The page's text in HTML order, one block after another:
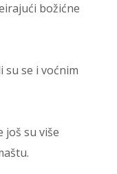
božićne
su se i voćnim
još su više